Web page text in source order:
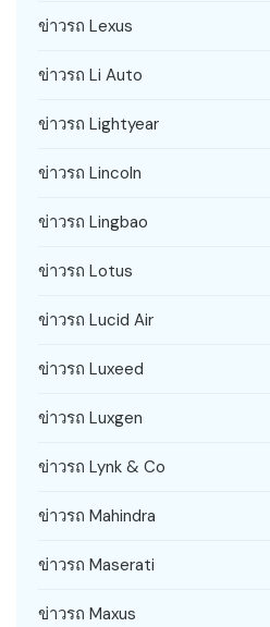
ข่าวรถ Lexus
ข่าวรถ Li Auto
ข่าวรถ Lightyear
ข่าวรถ Lincoln
ข่าวรถ Lingbao
ข่าวรถ Lotus
ข่าวรถ Lucid Air
ข่าวรถ Luxeed
ข่าวรถ Luxgen
ข่าวรถ Lynk & Co
ข่าวรถ Mahindra
ข่าวรถ Maserati
ข่าวรถ Maxus